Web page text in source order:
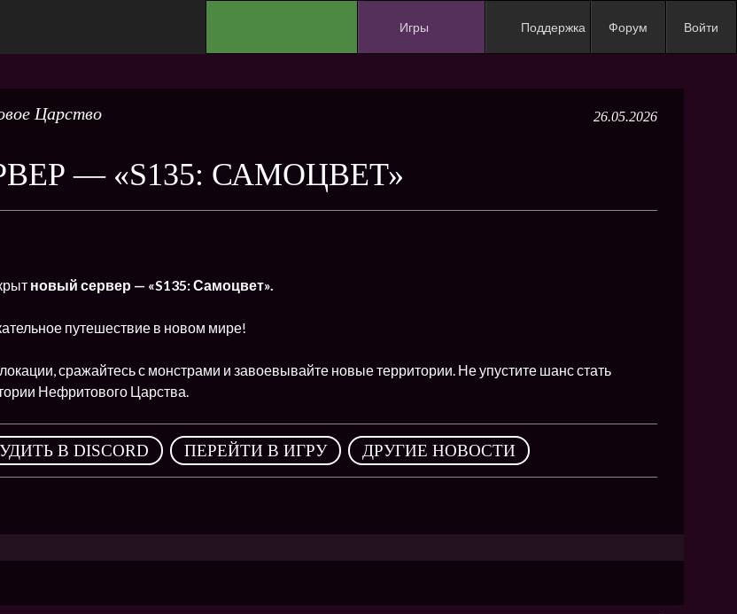
Игры
NEW
NEW
NEW
Поддержка Форум Войти
Царство 26.05.2026
— «S135: САМОЦВЕТ»
новый сервер — «S135: Самоцвет».
путешествие в новом мире!
сражайтесь с монстрами и завоевывайте новые территории. Не упустите шанс стать
Нефритового Царства.
В DISCORD , ПЕРЕЙТИ В ИГРУ , ДРУГИЕ НОВОСТИ